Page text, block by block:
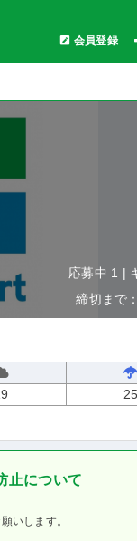
会員登録
応募中 1 |
締切まで
止について
いします。